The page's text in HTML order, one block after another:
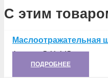
С этим
Маслоотражательная
Артикул:5.11.145
ПОДРОБНЕЕ